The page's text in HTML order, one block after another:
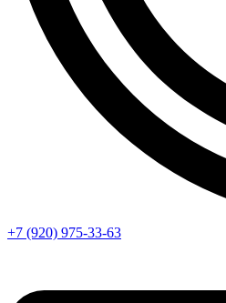
+7 (920) 975-33-63